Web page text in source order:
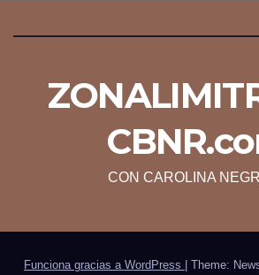
CON CAROLINA
Funciona gracias a WordPress Theme: